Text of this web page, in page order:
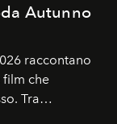
Autunno
raccontano
film che
Tra